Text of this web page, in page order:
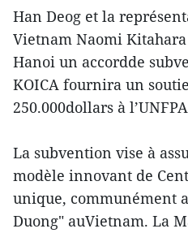
Han Deog et la
Vietnam Naomi
Hanoi un accordde
KOICA fournira un
250.000dollars à
La subvention vise à
modèle innovant de
unique, communément
Duong" auVietnam. La